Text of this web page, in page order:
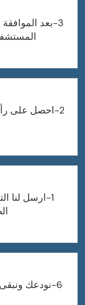
3-بعد
2-احصل على
1-ارسل لنا
6-نودعك